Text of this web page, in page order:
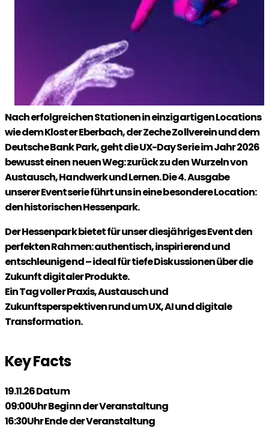
Nach erfolgreichen Stationen in einzigartigen Locations
wie dem Kloster Eberbach, der Zeche Zollverein und dem
Deutsche Bank Park, geht die UX-Day Serie im Jahr 2026
bewusst einen neuen Weg: zurück zu den Wurzeln von
Austausch, Handwerk und Lernen. Die 4. Ausgabe
unserer Eventserie führt uns in eine besondere Location:
den historischen Hessenpark.
Der Hessenpark bietet für unser diesjähriges Event den
perfekten Rahmen: authentisch, inspirierend und
entschleunigend – ideal für tiefe Diskussionen über die
Zukunft digitaler Produkte.
Ein Tag voller Praxis, Austausch und
Zukunftsperspektiven rund um UX, AI und digitale
Transformation.
Key Facts
19.11.26Datum
09:00UhrBeginn der Veranstaltung
16:30UhrEnde der Veranstaltung